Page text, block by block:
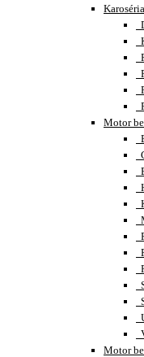
Karoséria
Motor
Motor